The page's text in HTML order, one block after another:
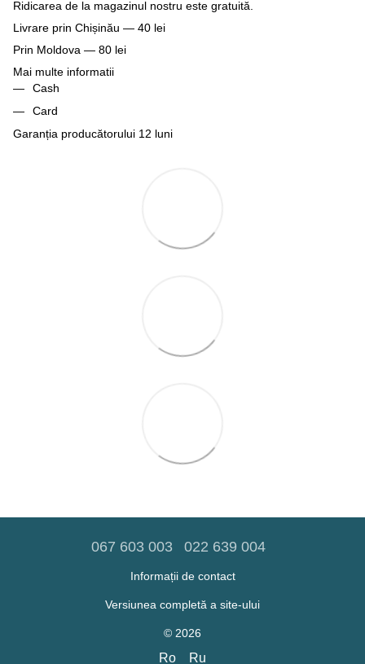
Ridicarea de la magazinul nostru este gratuită.
Livrare prin Chișinău — 40 lei
Prin Moldova — 80 lei
Mai multe informatii
Cash
Card
Garanția producătorului 12 luni
067 603 003 022 639 004
Informații de contact
Versiunea completă a site-ului
© 2026
Ro Ru